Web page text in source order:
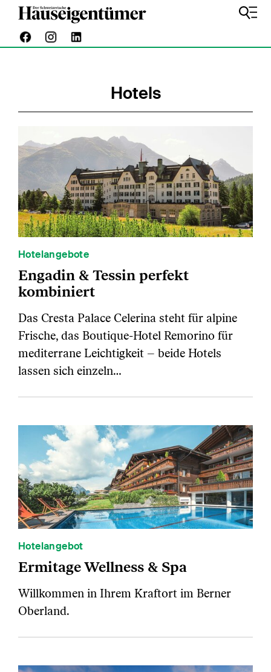
Hotels
Hotelangebote
Engadin & Tessin perfekt
kombiniert
Das Cresta Palace Celerina steht für alpine
Frische, das Boutique-Hotel Remorino für
mediterrane Leichtigkeit – beide Hotels
lassen sich einzeln…
Hotelangebot
Ermitage Wellness & Spa
Willkommen in Ihrem Kraftort im Berner
Oberland.